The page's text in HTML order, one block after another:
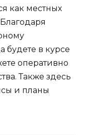
как местных
будете в курсе
оперативно
Также здесь
и планы